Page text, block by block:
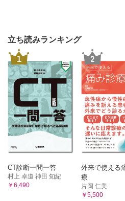
5 血管周皮細胞性腫瘍
A 良性腫瘍・中間型
1．グロームス腫瘍 久岡正典，
2．血管平滑筋腫 岩村隆二・松
輝
6 平滑筋性腫瘍
A 悪性腫瘍
平滑筋肉腫（炎症型平滑筋肉
大・江原 茂，三輪真嗣
7 横紋筋性腫瘍
A 悪性腫瘍
紋筋肉腫・紡錘形細胞型横
基隆，三輪真嗣
8 軟骨および骨形成性腫瘍
立ち読みランキング
1
CT診断一問一答
村上 卓道 神田 知紀
￥6,490
2
外来で使える
療
片岡 仁美
￥5,500